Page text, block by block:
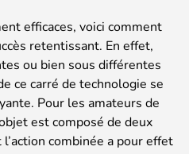
efficaces, voici comment
retentissant. En effet,
ou bien sous différentes
ce carré de technologie se
Pour les amateurs de
est composé de deux
combinée a pour effet